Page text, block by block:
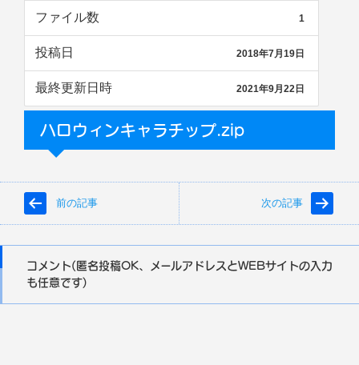
ファイル数 1
投稿日 2018年7月19日
最終更新日時 2021年9月22日
ハロウィンキャラチップ.zip
前の記事 次の記事
コメント(匿名投稿OK、メールアドレスとWEBサイトの入力
も任意です)